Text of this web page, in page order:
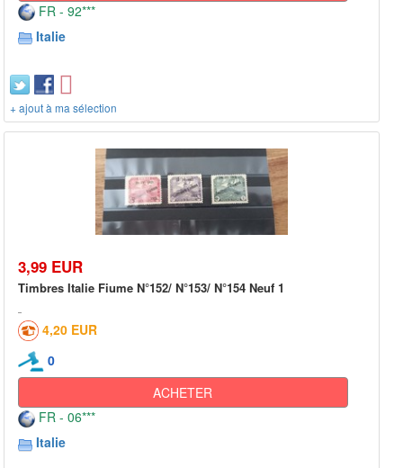
FR - 92***
Italie
+ ajout à ma sélection
3,99 EUR
Timbres Italie Fiume N°152/ N°153/ N°154 Neuf 1
4,20 EUR
0
ACHETER
FR - 06***
Italie